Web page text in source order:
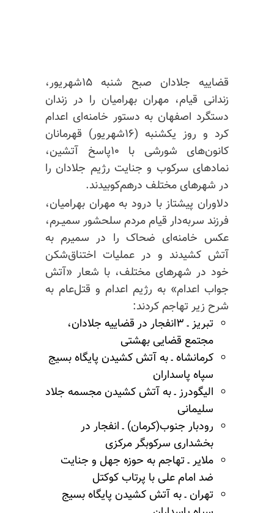
قضاییه جلادان صبح شنبه ۱۵شهریور،
زندانی قیام، مهران بهرامیان را در زندان
دستگرد اصفهان به دستور خامنه‌ای اعدام
کرد و روز یکشنبه (۱۶شهریور) قهرمانان
کانون‌های شورشی با ۱۰پاسخ آتشین،
نمادهای سرکوب و جنایت رژیم جلادان را
در شهرهای مختلف درهم‌کوبیدند.
دلاوران پیشتاز با درود به مهران بهرامیان،
فرزند سربه‌دار قیام مردم سلحشور سمیـرم،
عکس خامنه‌ای ضحاک را در سمیرم به
آتش کشیدند و در عملیات اختناق‌شکن
خود در شهرهای مختلف، با شعار «آتش
جواب اعدام» به رژیم اعدام و قتل‌عام به
شرح زیر تهاجم کردند:
تبریز ـ ۳انفجار در قضاییه جلادان،
مجتمع قضایی بهشتی
کرمانشاه ـ به آتش کشیدن پایگاه بسیج
سپاه پاسداران
الیگودرز ـ به آتش کشیدن مجسمه جلاد
سلیمانی
رودبار جنوب(کرمان) ـ انفجار در
بخشداری سرکوبگر مرکزی
ملایر ـ تهاجم به حوزه جهل و جنایت
ضد امام علی با پرتاب کوکتل
تهران ـ به آتش کشیدن پایگاه بسیج